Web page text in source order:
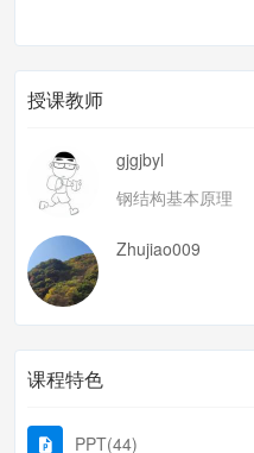
授课教师
gjgjbyl
钢结构基本原理
Zhujiao009
课程特色
PPT(44)